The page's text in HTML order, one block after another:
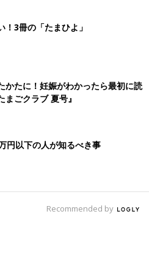
だろうし、仕事を辞めない人の考
分としてはと真摯に話してくれま
の体の状態をチェック
に移り住み、妊活を始めるにあ
が役立ったといいます。
、不妊の原因にもなりうる病
を受けたことがありました。不
り、自分の体への不安を抱えて
に通って体の状態をチェックして
ェックしてもらったりすること
ておくことをおすすめします」
！3冊の「たまひよ」
かたに！妊娠がわかったら最初に読
ごクラブ 夏号』
円以下の人が知るべき事
Recommended by